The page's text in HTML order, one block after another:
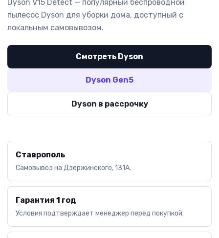
Dyson V15 Detect — популярный беспроводной
пылесос Dyson для уборки дома, доступный с
локальным самовывозом.
Смотреть Dyson
Dyson Gen5
Dyson в рассрочку
Ставрополь
Самовывоз на Дзержинского, 131А.
Гарантия 1 год
Условия подтверждает менеджер перед покупкой.